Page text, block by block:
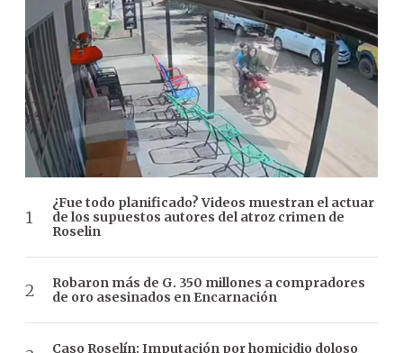
¿Fue todo planificado? Videos muestran el actuar
de los supuestos autores del atroz crimen de
Roselin
Robaron más de G. 350 millones a compradores
de oro asesinados en Encarnación
Caso Roselín: Imputación por homicidio doloso